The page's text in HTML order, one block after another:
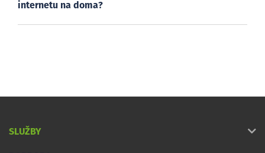
internetu na doma?
SLUŽBY